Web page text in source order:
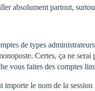
absolument partout,
de types
Certes, ça ne
vous faites des comptes
le nom de la